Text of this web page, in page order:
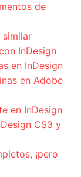
de
InDesign
en InDesign
en Adobe
en InDesign
CS3 y
¡pero